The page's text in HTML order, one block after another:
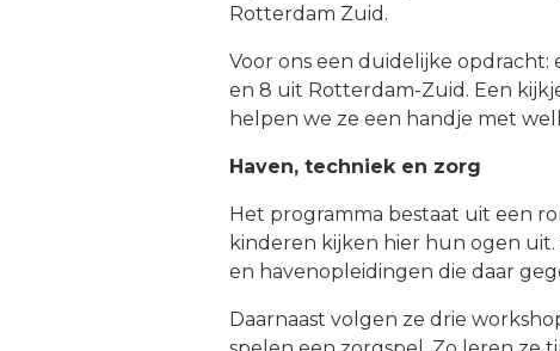
Rotterdam Zuid.
Voor ons een duidelijke
en 8 uit Rotterdam-Zuid. Een
helpen we ze een handje met
Haven, techniek en zorg
Het programma bestaat uit een
kinderen kijken hier hun ogen
en havenopleidingen die daar
Daarnaast volgen ze drie